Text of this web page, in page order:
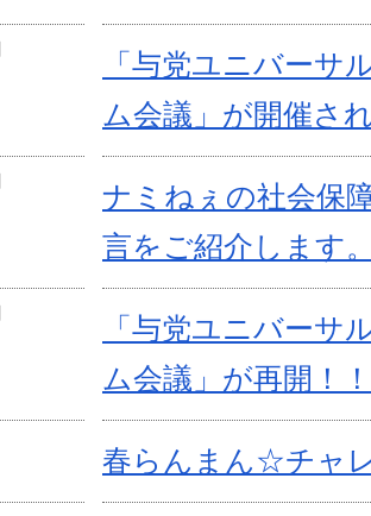
「与党ユニバーサ
ム会議」が開催さ
ナミねぇの社会保
言をご紹介します
「与党ユニバーサ
ム会議」が再開！！
春らんまん☆チャ